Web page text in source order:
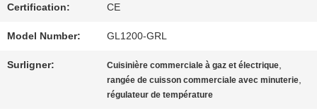
DE
NOUS
Certification: CE
Model Number: GL1200-GRL
Surligner: Cuisinière commerciale à gaz et électrique,
rangée de cuisson commerciale avec minuterie,
régulateur de température